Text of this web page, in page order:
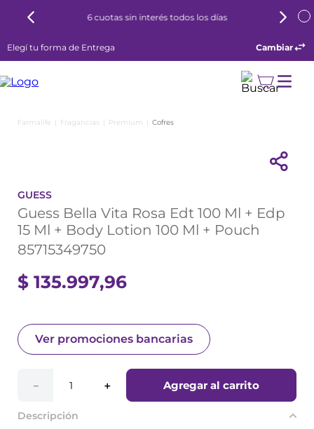
6 cuotas sin interés todos los días
Elegí tu forma de Entrega Cambiar
Fragancias Premium Cofres
GUESS
Guess Bella Vita Rosa Edt 100 Ml + Edp
15 Ml + Body Lotion 100 Ml + Pouch
85715349750
$ 135.997,96
Ver promociones bancarias
＋
－ Agregar al carrito
Descripción